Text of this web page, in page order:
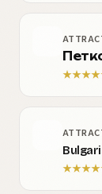
★★★★
★★★★